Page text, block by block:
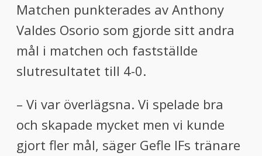
Matchen punkterades av Anthony
Valdes Osorio som gjorde sitt andra
mål i matchen och fastställde
slutresultatet till 4-0.
– Vi var överlägsna. Vi spelade bra
och skapade mycket men vi kunde
gjort fler mål, säger Gefle IFs tränare